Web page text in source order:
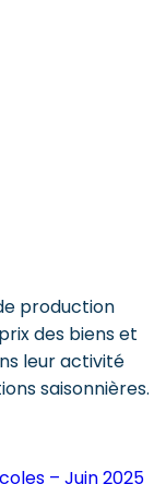
production
des biens et
leur activité
saisonnières.
– Juin 2025